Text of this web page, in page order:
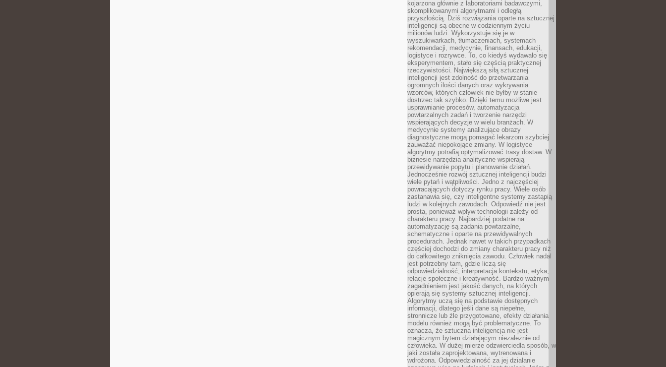
kojarzona głównie z laboratoriami badawczymi,
skomplikowanymi algorytmami i odległą
przyszłością. Dziś rozwiązania oparte na sztucznej
inteligencji są obecne w codziennym życiu
milionów ludzi. Wykorzystuje się je w
wyszukiwarkach, tłumaczeniach, systemach
rekomendacji, medycynie, finansach, edukacji,
logistyce i rozrywce. To, co kiedyś wydawało się
eksperymentem, stało się częścią praktycznej
rzeczywistości. Największą siłą sztucznej
inteligencji jest zdolność do przetwarzania
ogromnych ilości danych oraz wykrywania
wzorców, których człowiek nie byłby w stanie
dostrzec tak szybko. Dzięki temu możliwe jest
usprawnianie procesów, automatyzacja
powtarzalnych zadań i tworzenie narzędzi
wspierających decyzje w wielu branżach. W
medycynie systemy analizujące obrazy
diagnostyczne mogą pomagać lekarzom szybciej
zauważać niepokojące zmiany. W logistyce
algorytmy potrafią optymalizować trasy dostaw. W
biznesie narzędzia analityczne wspierają
przewidywanie popytu i planowanie działań.
Jednocześnie rozwój sztucznej inteligencji budzi
wiele pytań i wątpliwości. Jedno z najczęściej
powracających dotyczy rynku pracy. Wiele osób
zastanawia się, czy inteligentne systemy zastąpią
ludzi w kolejnych zawodach. Odpowiedź nie jest
prosta, ponieważ wpływ technologii zależy od
charakteru pracy. Najbardziej podatne na
automatyzację są zadania powtarzalne,
schematyczne i oparte na przewidywalnych
procedurach. Jednak nawet w takich przypadkach
częściej dochodzi do zmiany charakteru pracy niż
do całkowitego zniknięcia zawodu. Człowiek nadal
jest potrzebny tam, gdzie liczą się
odpowiedzialność, interpretacja kontekstu, etyka,
relacje społeczne i kreatywność. Bardzo ważnym
zagadnieniem jest jakość danych, na których
opierają się systemy sztucznej inteligencji.
Algorytmy uczą się na podstawie dostępnych
informacji, dlatego jeśli dane są niepełne,
stronnicze lub źle przygotowane, efekty działania
modelu również mogą być problematyczne. To
oznacza, że sztuczna inteligencja nie jest
magicznym bytem działającym niezależnie od
człowieka. W dużej mierze odzwierciedla sposób, w
jaki została zaprojektowana, wytrenowana i
wdrożona. Odpowiedzialność za jej działanie